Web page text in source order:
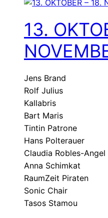
13.
Jens Brand
Rolf Julius
Kallabris
Bart Maris
Tintin Patrone
Hans Polterauer
Claudia Robles-Angel
Anna Schimkat
RaumZeit Piraten
Sonic Chair
Tasos Stamou